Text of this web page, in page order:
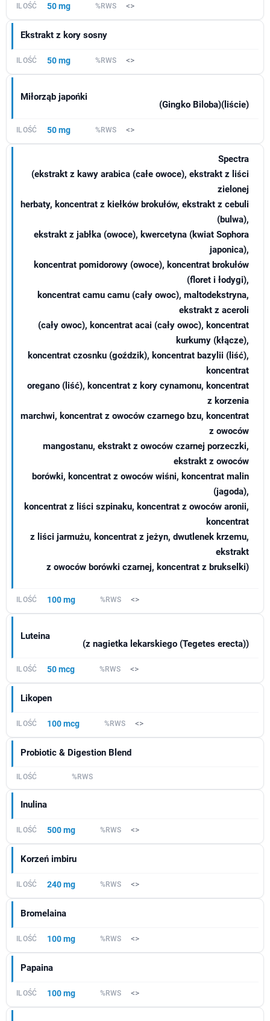
50 mg <>
Ekstrakt z kory sosny
50 mg <>
Miłorząb japońki
(Gingko Biloba)(liście)
50 mg <>
Spectra
(ekstrakt z kawy arabica (całe owoce), ekstrakt z liści
zielonej
herbaty, koncentrat z kiełków brokułów, ekstrakt z cebuli
(bulwa),
ekstrakt z jabłka (owoce), kwercetyna (kwiat Sophora
japonica),
koncentrat pomidorowy (owoce), koncentrat brokułów
(floret i łodygi),
koncentrat camu camu (cały owoc), maltodekstryna,
ekstrakt z aceroli
(cały owoc), koncentrat acai (cały owoc), koncentrat
kurkumy (kłącze),
koncentrat czosnku (goździk), koncentrat bazylii (liść),
koncentrat
oregano (liść), koncentrat z kory cynamonu, koncentrat
z korzenia
marchwi, koncentrat z owoców czarnego bzu, koncentrat
z owoców
mangostanu, ekstrakt z owoców czarnej porzeczki,
ekstrakt z owoców
borówki, koncentrat z owoców wiśni, koncentrat malin
(jagoda),
koncentrat z liści szpinaku, koncentrat z owoców aronii,
koncentrat
z liści jarmużu, koncentrat z jeżyn, dwutlenek krzemu,
ekstrakt
z owoców borówki czarnej, koncentrat z brukselki)
100 mg <>
Luteina
(z nagietka lekarskiego (Tegetes erecta))
50 mcg <>
Likopen
100 mcg <>
Probiotic & Digestion Blend
Inulina
500 mg <>
Korzeń imbiru
240 mg <>
Bromelaina
100 mg <>
Papaina
100 mg <>